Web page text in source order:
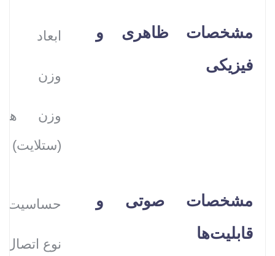
مشخصات ظاهری و
فیزیکی
ابعاد
وزن
وزن هر
(ستلایت)
مشخصات صوتی و
قابلیت‌ها
حساسیت
نوع اتصال